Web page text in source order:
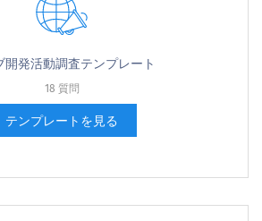
開発活動調査テンプレート
18 質問
テンプレートを見る